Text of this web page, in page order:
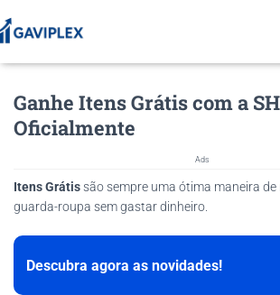
Ganhe Itens Grátis com a
Oficialmente
Ads
Itens Grátissão sempre uma ótima maneira de
guarda-roupa sem gastar dinheiro.
Descubra agora as novidades!